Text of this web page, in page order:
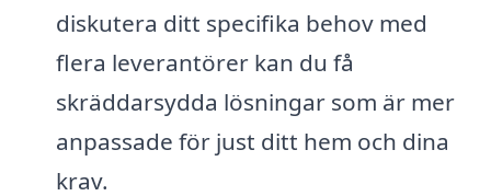
diskutera ditt specifika behov med
flera leverantörer kan du få
skräddarsydda lösningar som är mer
anpassade för just ditt hem och dina
krav.